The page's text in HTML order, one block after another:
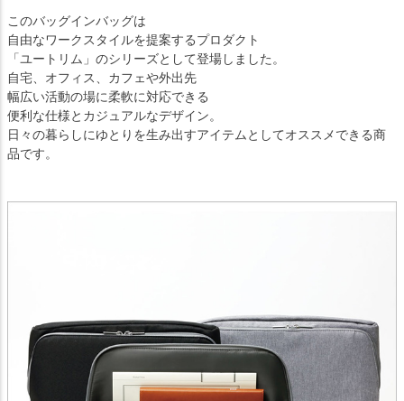
このバッグインバッグは
自由なワークスタイルを提案するプロダクト
「ユートリム」のシリーズとして登場しました。
自宅、オフィス、カフェや外出先
幅広い活動の場に柔軟に対応できる
便利な仕様とカジュアルなデザイン。
日々の暮らしにゆとりを生み出すアイテムとしてオススメできる商
品です。